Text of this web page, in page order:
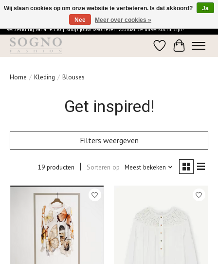
Ontdek de elegantie van SOGNO Fashion | Vandaag besteld = morgen in huis | Gratis
verzending vanaf €150 | Shop jouw favorieten voordat ze uitverkocht zijn!
Verlanglijst
Home / Kleding / Blouses
Get inspired!
Filters weergeven
19 producten Sorteren op Meest bekeken
Wij slaan cookies op om onze website te verbeteren. Is dat akkoord?
Ja
Nee
Meer over cookies »